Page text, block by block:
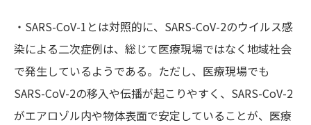
・SARS-CoV-1とは対照的に、SARS-CoV-2のウイルス感
染による二次症例は、総じて医療現場ではなく地域社会
で発生しているようである。ただし、医療現場でも
SARS-CoV-2の移入や伝播が起こりやすく、SARS-CoV-2
がエアロゾル内や物体表面で安定していることが、医療